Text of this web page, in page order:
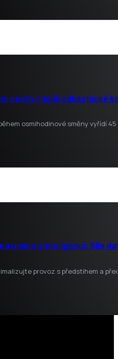
cesta k lepší zákaznické
osmihodinové směny vyřídí
umělou inteligencí: Síla
provoz s předstihem a